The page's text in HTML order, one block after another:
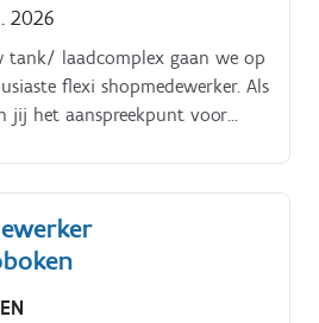
2026
tank/ laadcomplex gaan we op
flexi shopmedewerker. Als
jij het aanspreekpunt voor